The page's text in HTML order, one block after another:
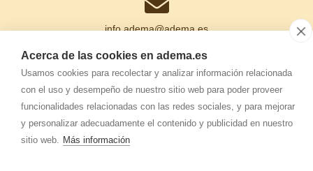
Acerca de las cookies en adema.es
Usamos cookies para recolectar y analizar información relacionada
con el uso y desempeño de nuestro sitio web para poder proveer
funcionalidades relacionadas con las redes sociales, y para mejorar
y personalizar adecuadamente el contenido y publicidad en nuestro
sitio web. Más información
info.adema@adema.es
ADEMA-Aviso legal-Política de privacidad-Política de cookies -